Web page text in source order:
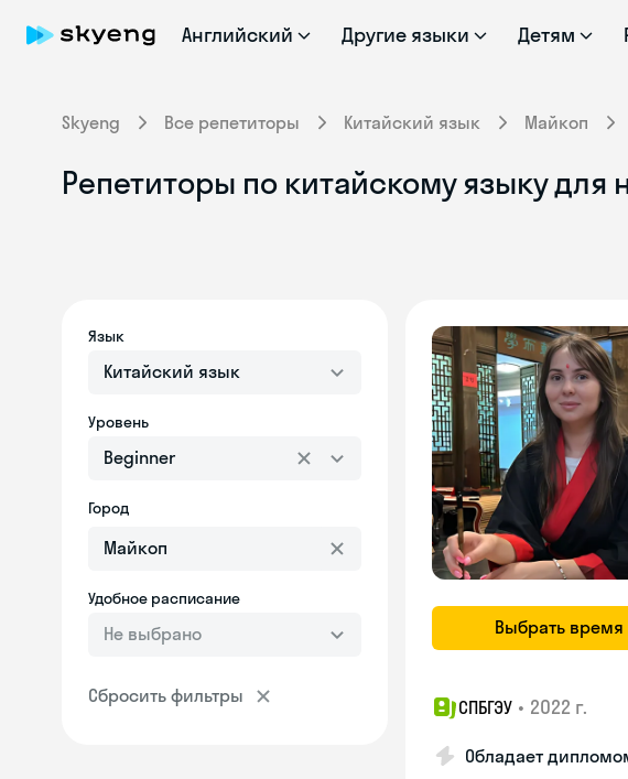
Английский Другие языки Детям
Skyeng Все репетиторы Китайский язык Майкоп
Репетиторы по китайскому языку
Язык
Китайский язык
Уровень
Beginner
Город
Удобное расписание
Не выбрано
Сбросить фильтры
Выбрать время
СПБГЭУ • 2022 г.
Обладает